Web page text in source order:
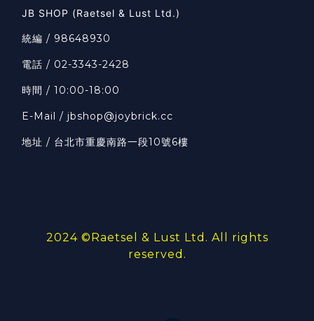
JB SHOP (Raetsel & Lust Ltd.)
統編 / 98648930
電話 / 02-3343-2428
時間 / 10:00-18:00
E-Mail / jbshop@joybrick.cc
地址 / 台北市重慶南路一段10號6樓
2024 ©Raetsel & Lust Ltd. All rights
reserved.